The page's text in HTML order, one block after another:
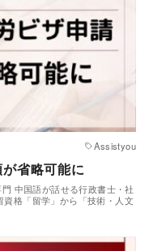
Assistyou
省略可能に
中国語が話せる行政書士・社
格「留学」から「技術・人文